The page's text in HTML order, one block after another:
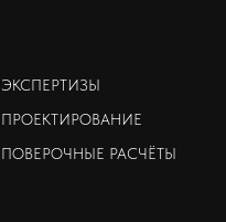
ЭКСПЕРТИЗЫ
ПРОЕКТИРОВАНИЕ
ПОВЕРОЧНЫЕ РАСЧЁТЫ